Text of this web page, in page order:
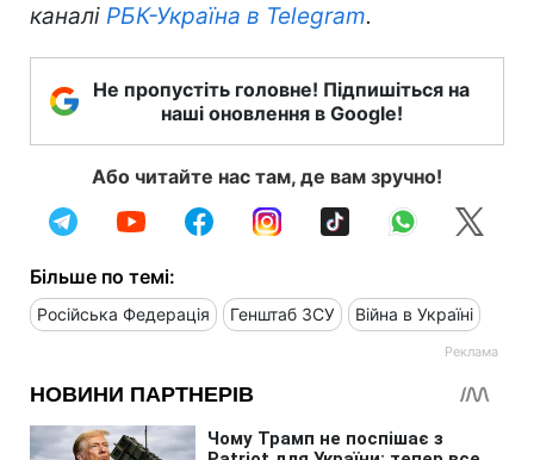
каналі РБК-Україна в Telegram.
Не пропустіть головне! Підпишіться на
наші оновлення в Google!
Або читайте нас там, де вам зручно!
Більше по темі:
Російська Федерація Генштаб ЗСУ Війна в Україні